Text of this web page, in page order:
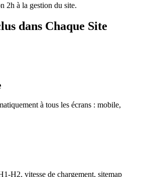
2h à la gestion du site.
dans Chaque Site
à tous les écrans : mobile,
H2, vitesse de chargement, sitemap